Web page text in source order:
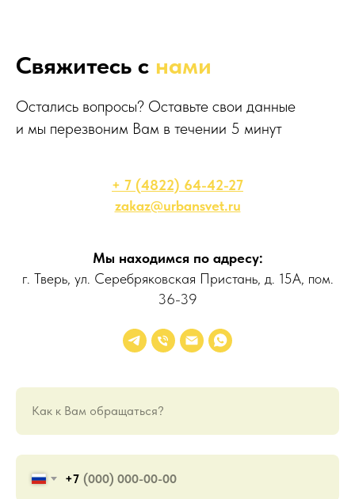
Свяжитесь с нами
Остались вопросы? Оставьте свои данные
и мы перезвоним Вам в течении 5 минут
+ 7 (4822) 64-42-27
zakaz@urbansvet.ru
Мы находимся по адресу:
г. Тверь, ул. Серебряковская Пристань, д. 15А, пом.
36-39
Как к Вам обращаться?
+7